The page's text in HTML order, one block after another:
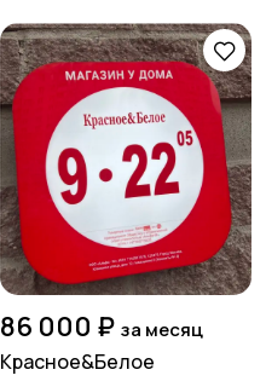
Издательства и СМИ
Искусство и
развлечения
86 000 ₽ за месяц
Красное&Белое